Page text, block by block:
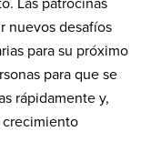
nuevos desafíos
para su próximo
para que se
rápidamente y,
crecimiento